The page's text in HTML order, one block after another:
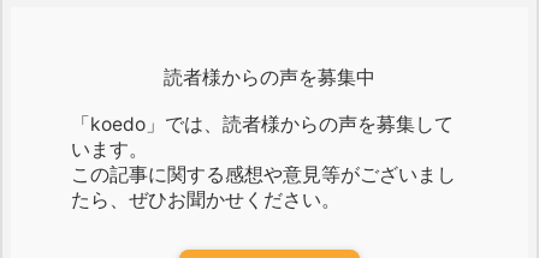
読者様からの声を募集中
「koedo」では、読者様からの声を募集して
います。
この記事に関する感想や意見等がございまし
たら、ぜひお聞かせください。